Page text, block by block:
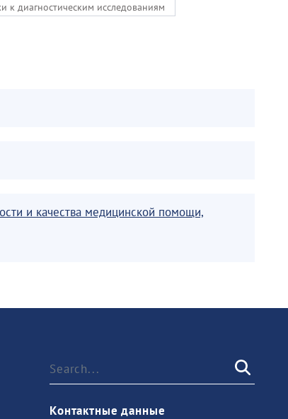
к диагностическим исследованиям
и качества медицинской помощи,
Контактные данные